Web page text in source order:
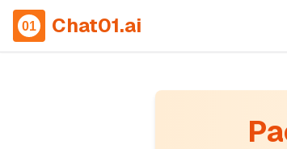
Chat01.ai